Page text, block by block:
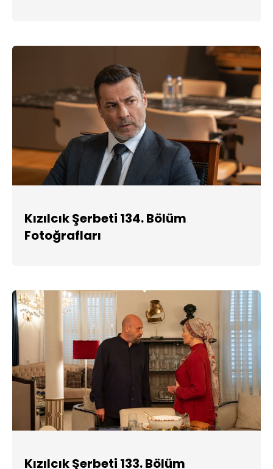
Kızılcık Şerbeti 134. Bölüm
Fotoğrafları
Kızılcık Şerbeti 133. Bölüm